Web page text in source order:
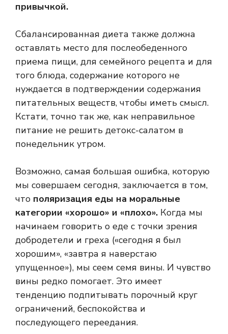
привычкой.
Сбалансированная диета также должна
оставлять место для послеобеденного
приема пищи, для семейного рецепта и для
того блюда, содержание которого не
нуждается в подтверждении содержания
питательных веществ, чтобы иметь смысл.
Кстати, точно так же, как неправильное
питание не решить детокс-салатом в
понедельник утром.
Возможно, самая большая ошибка, которую
мы совершаем сегодня, заключается в том,
что поляризация еды на моральные
категории «хорошо» и «плохо». Когда мы
начинаем говорить о еде с точки зрения
добродетели и греха («сегодня я был
хорошим», «завтра я наверстаю
упущенное»), мы сеем семя вины. И чувство
вины редко помогает. Это имеет
тенденцию подпитывать порочный круг
ограничений, беспокойства и
последующего переедания.